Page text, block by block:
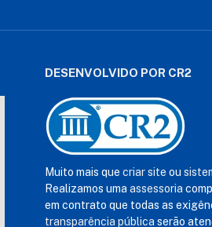
DESENVOLVIDO POR CR2
Muito mais que criar site ou
Realizamos uma assessoria
em contrato que todas as
transparência pública serão